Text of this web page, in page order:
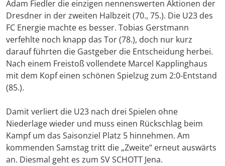
Adam Fiedler die einzigen nennenswerten Aktionen der
Dresdner in der zweiten Halbzeit (70., 75.). Die U23 des
FC Energie machte es besser. Tobias Gerstmann
verfehlte noch knapp das Tor (78.), doch nur kurz
darauf führten die Gastgeber die Entscheidung herbei.
Nach einem Freistoß vollendete Marcel Kapplinghaus
mit dem Kopf einen schönen Spielzug zum 2:0-Entstand
(85.).
Damit verliert die U23 nach drei Spielen ohne
Niederlage wieder und muss einen Rückschlag beim
Kampf um das Saisonziel Platz 5 hinnehmen. Am
kommenden Samstag tritt die „Zweite“ erneut auswärts
an. Diesmal geht es zum SV SCHOTT Jena.